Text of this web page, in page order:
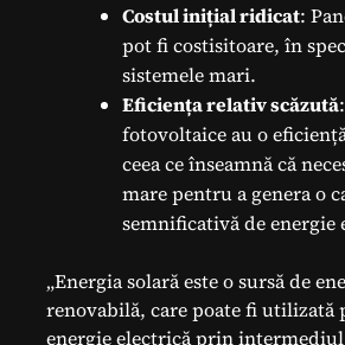
Costul inițial ridicat:
pot fi costisitoare, în
sistemele mari.
Eficiența relativ scăzută
fotovoltaice au o
ceea ce înseamnă că
mare pentru a genera o
semnificativă de energie
„Energia solară este o sursă de
renovabilă, care poate fi utilizată
energie electrică prin